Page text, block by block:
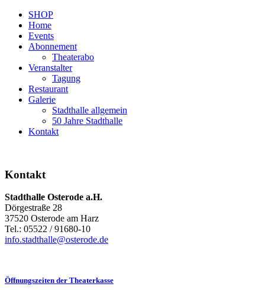
SHOP
Home
Events
Abonnement
Theaterabo
Veranstalter
Tagung
Restaurant
Galerie
Stadthalle allgemein
50 Jahre Stadthalle
Kontakt
Kontakt
Stadthalle Osterode a.H.
Dörgestraße 28
37520 Osterode am Harz
Tel.: 05522 / 91680-10
info.stadthalle@osterode.de
Öffnungszeiten der Theaterkasse